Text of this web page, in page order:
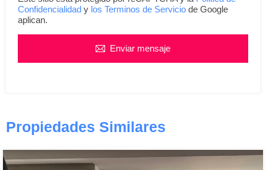
Confidencialidad y los Terminos de Servicio de Google
aplican.
Enviar mensaje
Propiedades Similares